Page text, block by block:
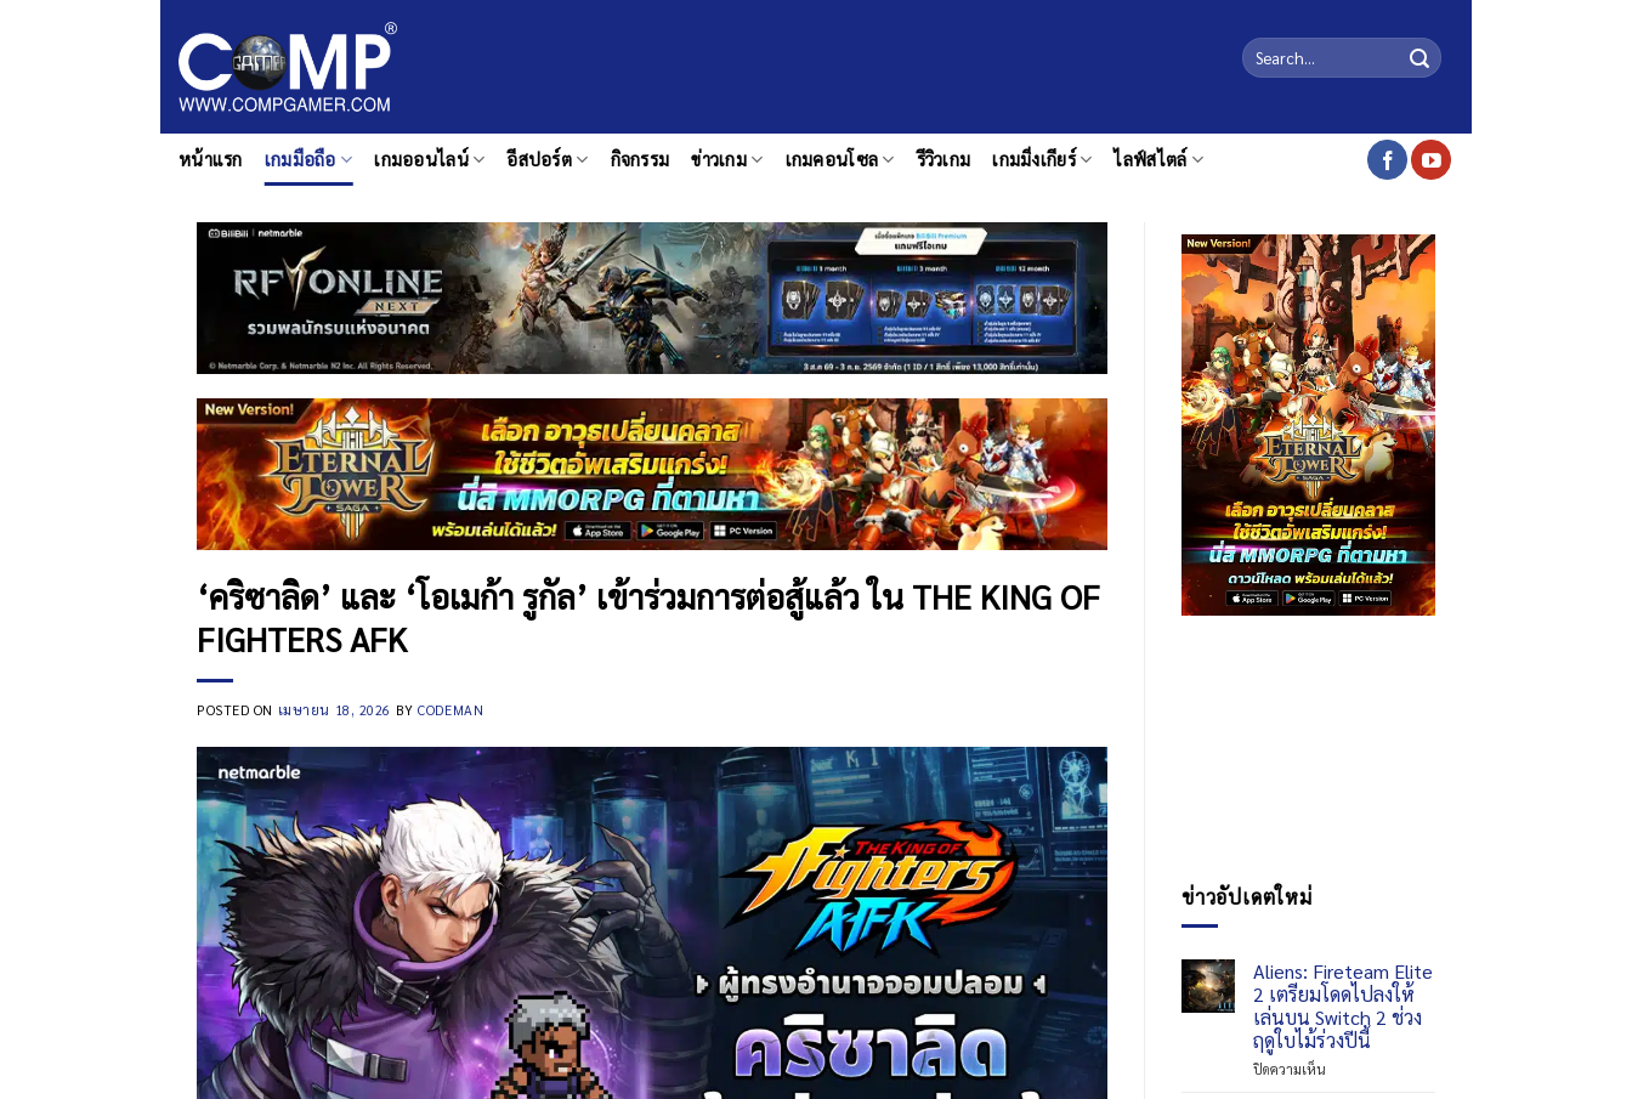
เนื้อหา
หน้าแรก เกมมือถือ เกมออนไลน์ อีสปอร์ต กิจกรรม ข่าวเกม เกมคอนโซล รีวิวเกม เกมมิ่งเกียร์ ไลฟ์สไตล์
‘คริซาลิด’ และ ‘โอเมก้า รูกัล’ เข้าร่วมการต่อสู้แล้ว ใน THE KING OF
FIGHTERS AFK
POSTED ON เมษายน 18, 2026 BYCODEMAN
ข่าวอัปเดตใหม่
Aliens: Fireteam Elite
2 เตรียมโดดไปลงให้
เล่นบน Switch 2 ช่วง
ฤดูใบไม้ร่วงปีนี้
ปิดความเห็น